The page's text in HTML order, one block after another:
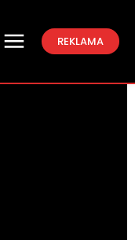
REKLAMA